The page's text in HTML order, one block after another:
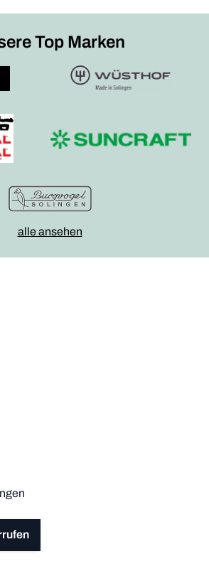
Top Marken
alle ansehen